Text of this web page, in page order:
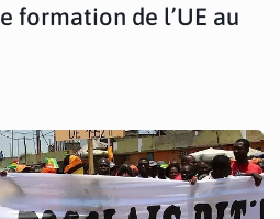
formation de l’UE au